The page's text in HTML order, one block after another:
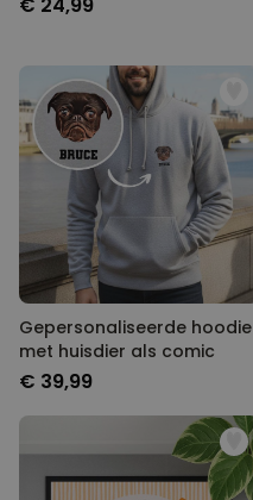
€ 24,99
Gepersonaliseerde hoodie
met huisdier als comic
€ 39,99